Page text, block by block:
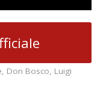
, Don Bosco, Luigi